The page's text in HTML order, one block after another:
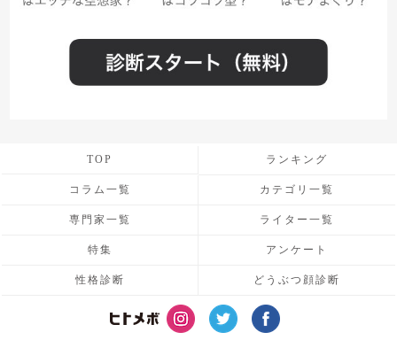
TOP ランキング
コラム一覧 カテゴリ一覧
専門家一覧 ライター一覧
特集 アンケート
性格診断 どうぶつ顔診断